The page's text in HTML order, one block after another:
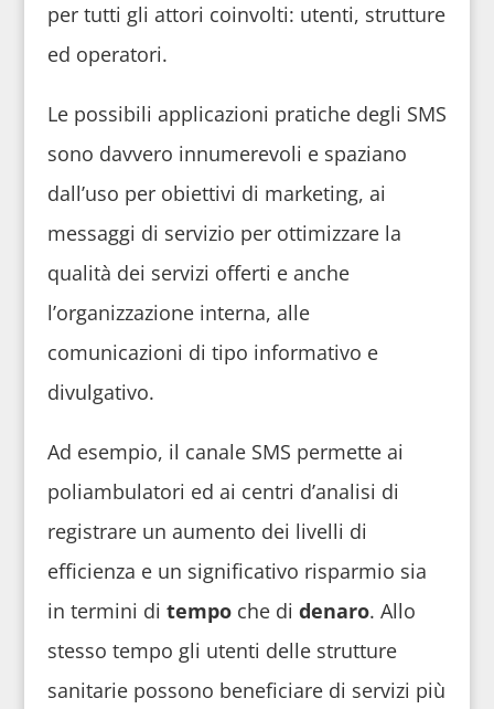
per tutti gli attori coinvolti: utenti, strutture
ed operatori.
Le possibili applicazioni pratiche degli SMS
sono davvero innumerevoli e spaziano
dall’uso per obiettivi di marketing, ai
messaggi di servizio per ottimizzare la
qualità dei servizi offerti e anche
l’organizzazione interna, alle
comunicazioni di tipo informativo e
divulgativo.
Ad esempio, il canale SMS permette ai
poliambulatori ed ai centri d’analisi di
registrare un aumento dei livelli di
efficienza e un significativo risparmio sia
in termini di tempoche di denaro. Allo
stesso tempo gli utenti delle strutture
sanitarie possono beneficiare di servizi più